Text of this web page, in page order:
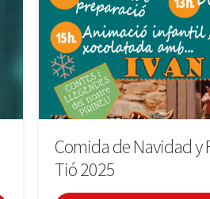
Comida de Navidad y
Tió 2025